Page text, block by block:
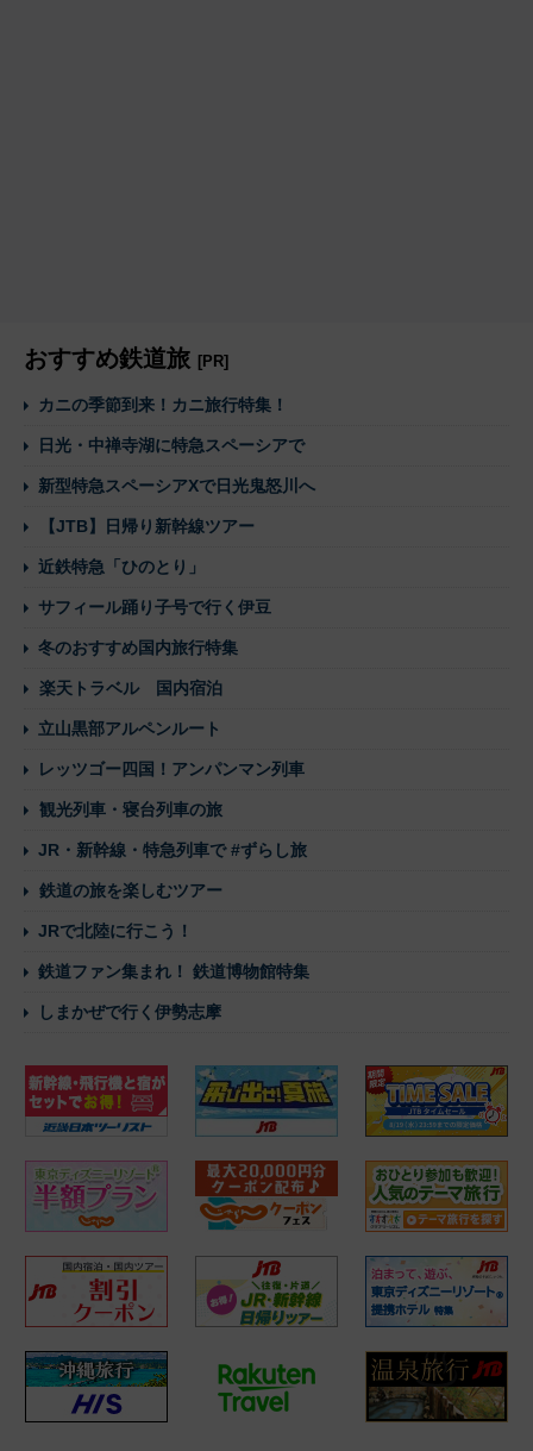
おすすめ鉄道旅 [PR]
カニの季節到来！カニ旅行特集！
日光・中禅寺湖に特急スペーシアで
新型特急スペーシアXで日光鬼怒川へ
【JTB】日帰り新幹線ツアー
近鉄特急「ひのとり」
サフィール踊り子号で行く伊豆
冬のおすすめ国内旅行特集
楽天トラベル 国内宿泊
立山黒部アルペンルート
レッツゴー四国！アンパンマン列車
観光列車・寝台列車の旅
JR・新幹線・特急列車で #ずらし旅
鉄道の旅を楽しむツアー
JRで北陸に行こう！
鉄道ファン集まれ！ 鉄道博物館特集
しまかぜで行く伊勢志摩